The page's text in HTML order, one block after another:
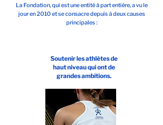
La Fondation, qui est une entité à part entière, a vu le
jour en 2010 etse consacre depuis à deux causes
principales :
Soutenir les athlètes de
haut niveau qui ont de
grandes ambitions.